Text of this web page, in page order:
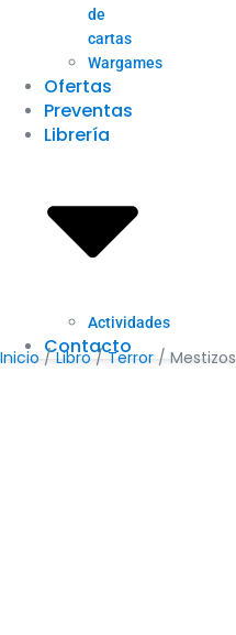
de
cartas
Wargames
Ofertas
Preventas
Librería
Actividades
Contacto
Inicio /Libro/Terror / Mestizos